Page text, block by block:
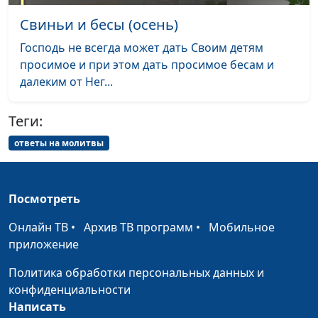
бесплатным не бывает
священнослужитель
Как я нашел, где в
Библии про меня
написано
Александр
Богданенков
Богом о выборе жены
педагогический опыт
Бога
У Бога есть чувство
юмора
Богданенков,
Свиньи и бесы (осень)
Господь не всегда может дать Своим детям
просимое и при этом дать просимое бесам и
далеким от Нег...
Теги:
ответы на молитвы
Посмотреть
Онлайн ТВ • Архив ТВ программ • Мобильное
приложение
Политика обработки персональных данных и
конфиденциальности
Написать